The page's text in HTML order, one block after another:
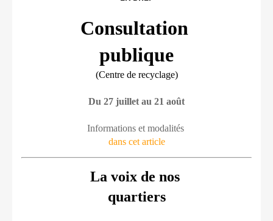
Consultation
publique
(Centre de recyclage)
Du 27 juillet au 21 août
Informations et modalités
dans cet article
La voix de nos
quartiers